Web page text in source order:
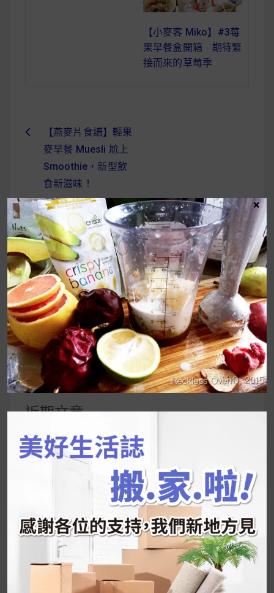
【小麥客 Miko】#3莓
果早餐盒開箱 期待緊
接而來的草莓季
文
覽
【燕麥片食譜】輕果
麥早餐 Muesli 尬上
Smoothie，新型飲
食新滋味！
UrMart 為你打造理想生活
搜
關
鍵
近期文章
韓國人為什麼不容易胖？
推的MZ Diet ！
好吃的蛋白點心還有好玩的運動小遊戲！今年過
年已經等不及帶這盒跟我的親戚、朋友們一起分
享～
2026 過年禮盒推薦｜五款百元健康伴手禮
停用猛健樂後會反彈嗎？作用解析＋停藥後體重
維持全攻略
×